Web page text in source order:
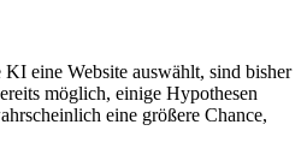
eine Website auswählt, sind bisher
möglich, einige Hypothesen
eine größere Chance,